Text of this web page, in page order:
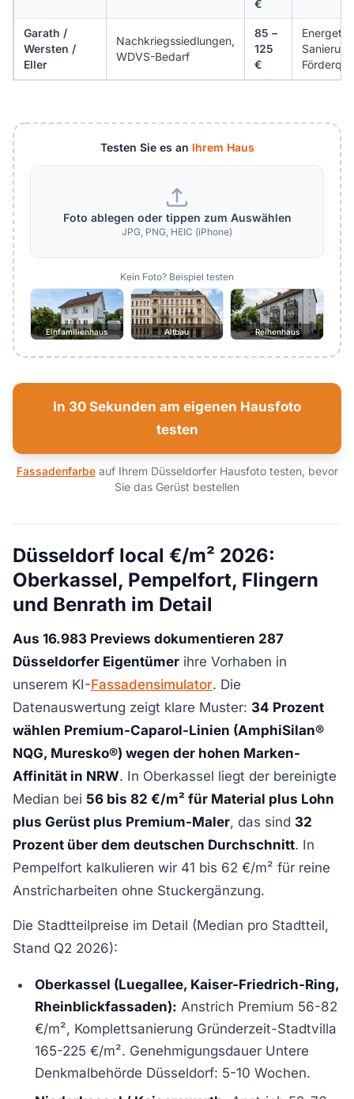
€
Garath /
Wersten /
Eller
Nachkriegssiedlungen,
WDVS-Bedarf
85 –
125
€
Testen Sie es an Ihrem Haus
Foto ablegen oder tippen zum Auswählen
JPG, PNG, HEIC (iPhone)
Kein Foto? Beispiel testen
Einfamilienhaus Altbau Reihenhaus
In 30 Sekunden am eigenen Hausfoto
testen
Fassadenfarbeauf Ihrem Düsseldorfer Hausfoto testen, bevor
Sie das Gerüst bestellen
Düsseldorf local €/m² 2026:
Oberkassel, Pempelfort, Flingern
und Benrath im Detail
Aus 16.983 Previews dokumentieren 287
Düsseldorfer Eigentümer ihre Vorhaben in
unserem KI-Fassadensimulator. Die
Datenauswertung zeigt klare Muster: 34 Prozent
wählen Premium-Caparol-Linien (AmphiSilan®
NQG, Muresko®) wegen der hohen Marken-
Affinität in NRW. In Oberkassel liegt der bereinigte
Median bei 56 bis 82 €/m² für Material plus Lohn
plus Gerüst plus Premium-Maler, das sind 32
Prozent über dem deutschen Durchschnitt. In
Pempelfort kalkulieren wir 41 bis 62 €/m² für reine
Anstricharbeiten ohne Stuckergänzung.
Die Stadtteilpreise im Detail (Median pro Stadtteil,
Stand Q2 2026):
Oberkassel (Luegallee, Kaiser-Friedrich-Ring,
Rheinblickfassaden): Anstrich Premium 56-82
€/m², Komplettsanierung Gründerzeit-Stadtvilla
165-225 €/m². Genehmigungsdauer Untere
Denkmalbehörde Düsseldorf: 5-10 Wochen.